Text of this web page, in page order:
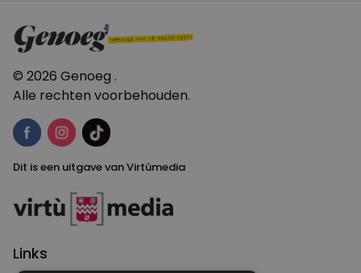
© 2026 Genoeg .
Alle rechten voorbehouden.
Dit is een uitgave van Virtùmedia
Links